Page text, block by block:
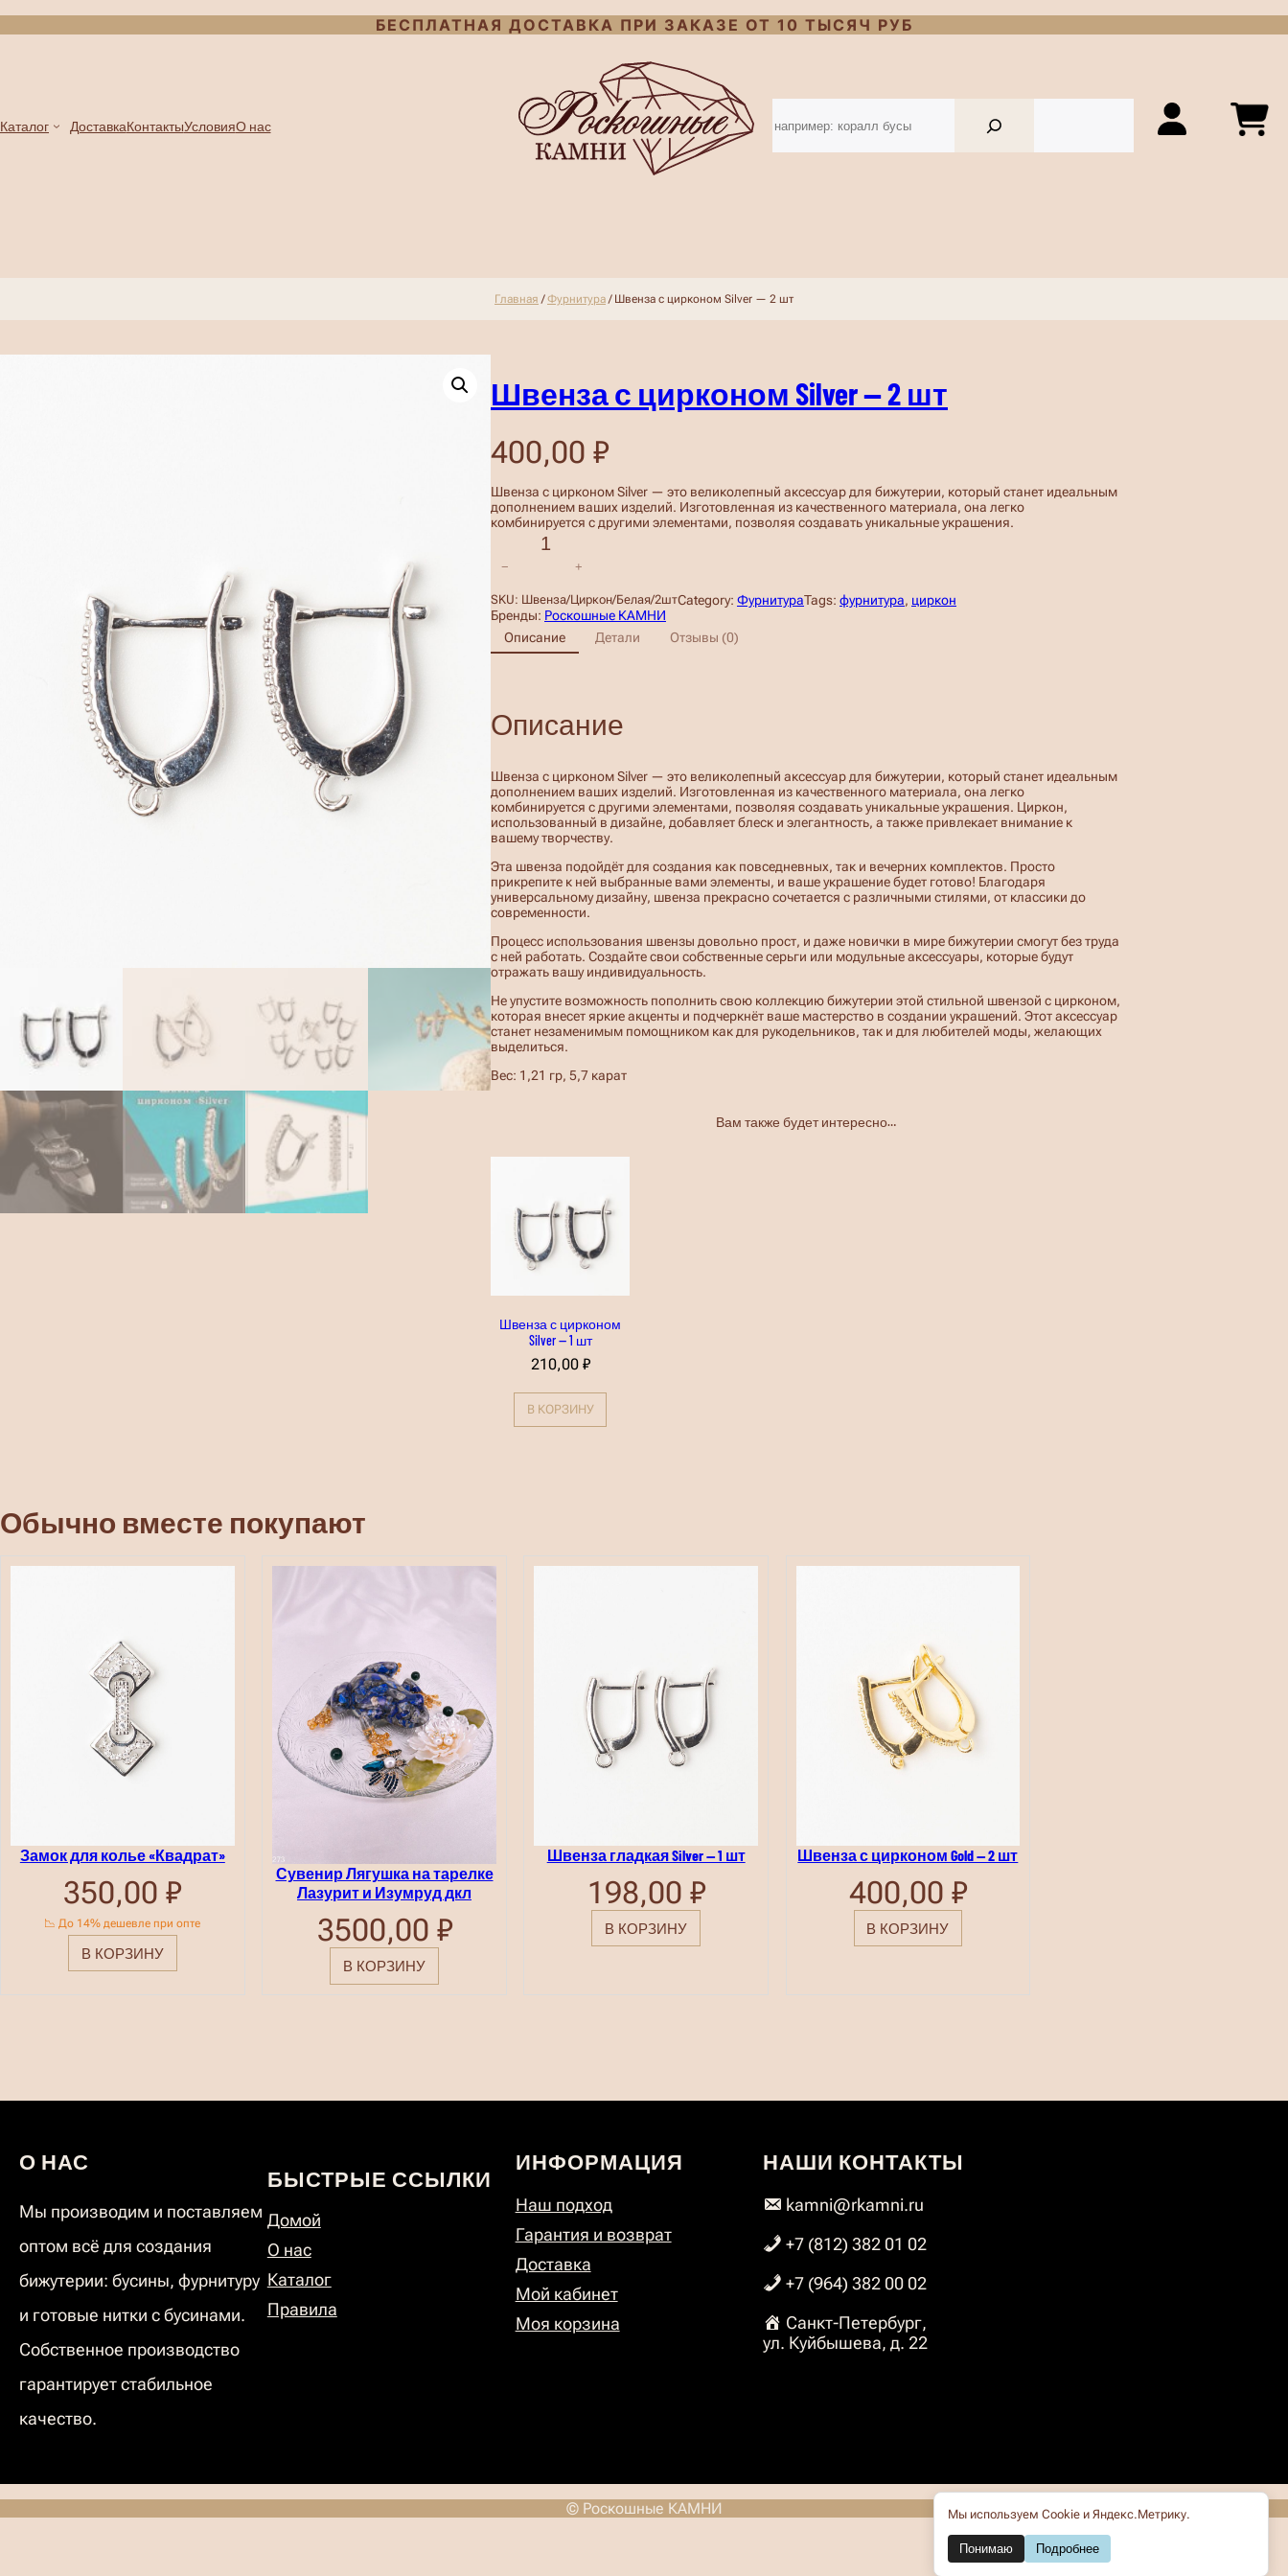
БЕСПЛАТНАЯ ДОСТАВКА ПРИ ЗАКАЗЕ ОТ 10 ТЫСЯЧ РУБ
Каталог ДоставкаКонтактыУсловияО нас
e
r
Главная /Фурнитура / Швенза с цирконом Silver — 2 шт
Швенза с цирконом Silver — 2 шт
400,00 ₽
Швенза с цирконом Silver — это великолепный аксессуар для бижутерии, который станет идеальным
дополнением ваших изделий. Изготовленная из качественного материала, она легко
комбинируется с другими элементами, позволяя создавать уникальные украшения.
и
ч
т
о
в
а
Ш
в
е
н
а
с
ц
и
р
к
о
н
о
м
S
i
l
v
e
− +
SKU: Швенза/Циркон/Белая/2штCategory: ФурнитураTags: фурнитура, циркон
Бренды: Роскошные КАМНИ
Описание
Детали Отзывы (0)
Описание
Швенза с цирконом Silver — это великолепный аксессуар для бижутерии, который станет идеальным
дополнением ваших изделий. Изготовленная из качественного материала, она легко
комбинируется с другими элементами, позволяя создавать уникальные украшения. Циркон,
использованный в дизайне, добавляет блеск и элегантность, а также привлекает внимание к
вашему творчеству.
Эта швенза подойдёт для создания как повседневных, так и вечерних комплектов. Просто
прикрепите к ней выбранные вами элементы, и ваше украшение будет готово! Благодаря
универсальному дизайну, швенза прекрасно сочетается с различными стилями, от классики до
современности.
Процесс использования швензы довольно прост, и даже новички в мире бижутерии смогут без труда
с ней работать. Создайте свои собственные серьги или модульные аксессуары, которые будут
отражать вашу индивидуальность.
Не упустите возможность пополнить свою коллекцию бижутерии этой стильной швензой с цирконом,
которая внесет яркие акценты и подчеркнёт ваше мастерство в создании украшений. Этот аксессуар
станет незаменимым помощником как для рукодельников, так и для любителей моды, желающих
выделиться.
Вес: 1,21 гр, 5,7 карат
Вам также будет интересно…
Швенза с цирконом
Silver — 1 шт
210,00 ₽
В КОРЗИНУ
Обычно вместе покупают
Замок для колье «Квадрат»
350,00₽
📉 До 14% дешевле при опте
В КОРЗИНУ
Сувенир Лягушка на тарелке
Лазурит и Изумруд дкл
3500,00 ₽
В КОРЗИНУ
Швенза гладкая Silver — 1 шт
198,00 ₽
В КОРЗИНУ
Швенза с цирконом Gold — 2 шт
400,00 ₽
В КОРЗИНУ
О НАС
Мы производим и поставляем
оптом всё для создания
бижутерии: бусины, фурнитуру
и готовые нитки с бусинами.
Собственное производство
гарантирует стабильное
качество.
БЫСТРЫЕ ССЫЛКИ
Домой
О нас
Каталог
Правила
ИНФОРМАЦИЯ
Наш подход
Гарантия и возврат
Доставка
Мой кабинет
Моя корзина
НАШИ КОНТАКТЫ
kamni@rkamni.ru
+7 (812) 382 01 02
+7 (964) 382 00 02
Санкт-Петербург,
ул. Куйбышева, д. 22
© Роскошные КАМНИ Мы используем Cookie и Яндекс.Метрику.
Понимаю Подробнее